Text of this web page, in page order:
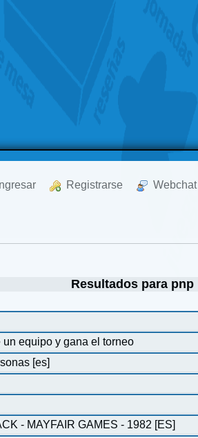
Registrarse Webchat
Resultados para pnp
un equipo y gana el torneo
[es]
- MAYFAIR GAMES - 1982 [ES]